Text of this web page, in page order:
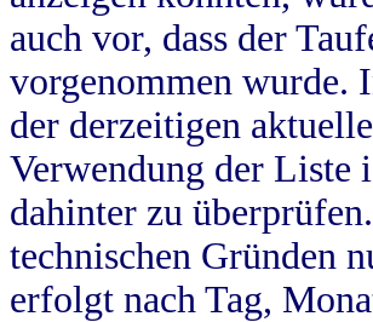
auch vor, dass der
vorgenommen wurde.
der derzeitigen
Verwendung der Liste
dahinter zu
technischen Gründen
erfolgt nach Tag,